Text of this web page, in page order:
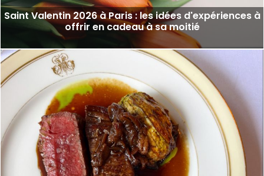
Saint Valentin 2026 à Paris : les idées d'expériences à
offrir en cadeau à sa moitié